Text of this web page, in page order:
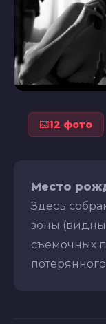
12 фото
Место
Здесь
зоны (видны
съемочных